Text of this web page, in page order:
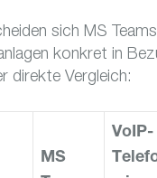
sich MS
konkret in
direkte Vergleich:
MS
VoIP-